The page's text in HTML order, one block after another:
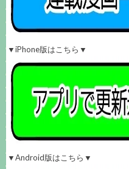
▼iPhone版はこちら▼
▼Android版はこちら▼